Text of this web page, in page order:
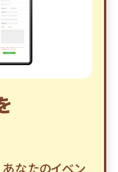
なたのイベン